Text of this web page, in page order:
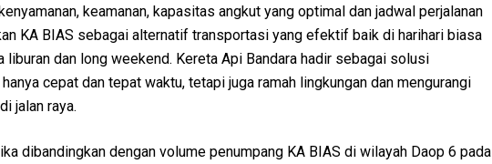
keamanan, kapasitas angkut yang optimal dan jadwal perjalanan
KA BIAS sebagai alternatif transportasi yang efektif baik di harihari biasa
liburan dan long weekend. Kereta Api Bandara hadir sebagai solusi
cepat dan tepat waktu, tetapi juga ramah lingkungan dan mengurangi
jalan raya.
dibandingkan dengan volume penumpang KA BIAS di wilayah Daop 6 pada